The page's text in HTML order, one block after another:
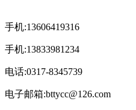
手机:13606419316
手机:13833981234
电话:0317-8345739
电子邮箱:bttycc@126.com